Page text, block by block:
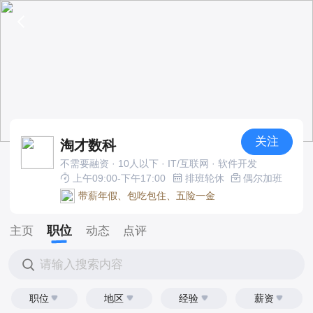
淘才数科 关注
不需要融资 · 10人以下 · IT/互联网 · 软件开发
上午09:00-下午17:00
排班轮休
偶尔加班
带薪年假、包吃包住、五险一金
主页 职位 动态 点评
请输入搜索内容
职位 地区 经验 薪资